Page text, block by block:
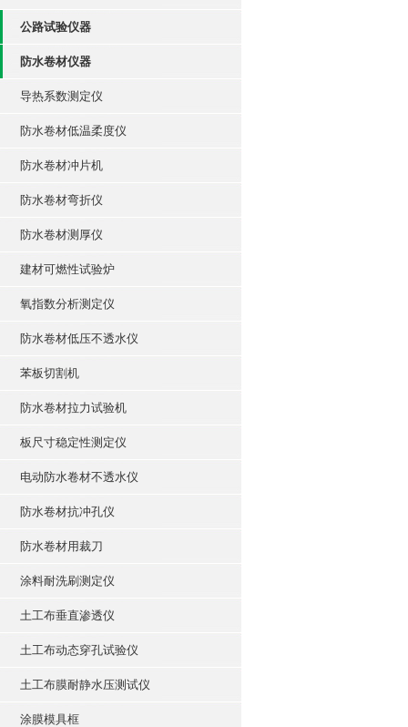
公路试验仪器
防水卷材仪器
导热系数测定仪
防水卷材低温柔度仪
防水卷材冲片机
防水卷材弯折仪
防水卷材测厚仪
建材可燃性试验炉
氧指数分析测定仪
防水卷材低压不透水仪
苯板切割机
防水卷材拉力试验机
板尺寸稳定性测定仪
电动防水卷材不透水仪
防水卷材抗冲孔仪
防水卷材用裁刀
涂料耐洗刷测定仪
土工布垂直渗透仪
土工布动态穿孔试验仪
土工布膜耐静水压测试仪
涂膜模具框